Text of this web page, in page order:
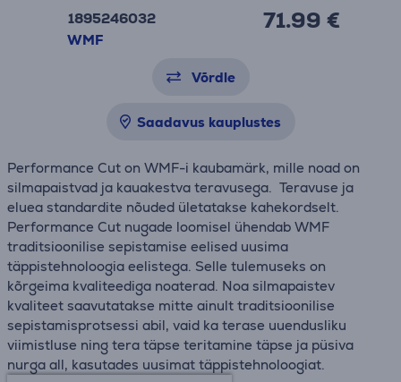
1895246032
WMF
71.99 €
Võrdle
Saadavus kauplustes
Performance Cut on WMF-i kaubamärk, mille noad on
silmapaistvad ja kauakestva teravusega. Teravuse ja
eluea standardite nõuded ületatakse kahekordselt.
Performance Cut nugade loomisel ühendab WMF
traditsioonilise sepistamise eelised uusima
täppistehnoloogia eelistega. Selle tulemuseks on
kõrgeima kvaliteediga noaterad. Noa silmapaistev
kvaliteet saavutatakse mitte ainult traditsioonilise
sepistamisprotsessi abil, vaid ka terase uuendusliku
viimistluse ning tera täpse teritamine täpse ja püsiva
nurga all, kasutades uusimat täppistehnoloogiat.